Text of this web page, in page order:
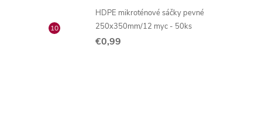
HDPE mikroténové sáčky pevné
250x350mm/12 myc - 50ks
€0,99